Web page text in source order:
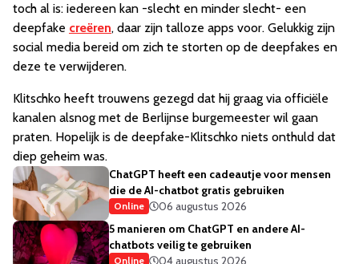
toch al is: iedereen kan -slecht en minder slecht- een
deepfake creëren, daar zijn talloze apps voor. Gelukkig zijn
social media bereid om zich te storten op de deepfakes en
deze te verwijderen.
Klitschko heeft trouwens gezegd dat hij graag via officiële
kanalen alsnog met de Berlijnse burgemeester wil gaan
praten. Hopelijk is de deepfake-Klitschko niets onthuld dat
diep geheim was.
ChatGPT heeft een cadeautje voor mensen
die de AI-chatbot gratis gebruiken
Online
06 augustus 2026
5 manieren om ChatGPT en andere AI-
chatbots veilig te gebruiken
Online
04 augustus 2026